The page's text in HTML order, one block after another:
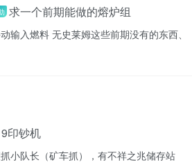
求一个前期能做的熔炉组
输入燃料 无史莱姆这些前期没有的东西、
印钞机
小队长（矿车抓），有不祥之兆储存站